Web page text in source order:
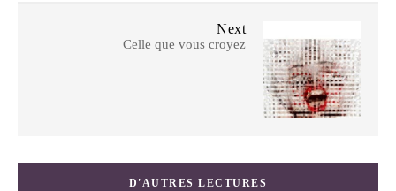
Next
Celle que vous croyez
D'AUTRES LECTURES